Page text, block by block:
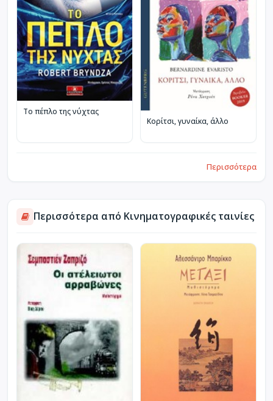
Το πέπλο της νύχτας
Κορίτσι, γυναίκα, άλλο
Περισσότερα
Περισσότερα από Κινηματογραφικές ταινίες